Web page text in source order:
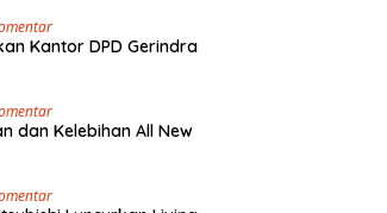
Kantor DPD Gerindra
dan Kelebihan All New